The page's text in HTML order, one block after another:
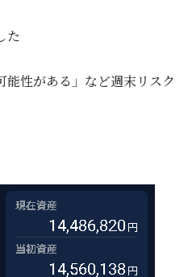
た
性がある」など週末リスク